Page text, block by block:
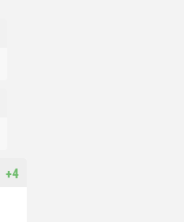
+4